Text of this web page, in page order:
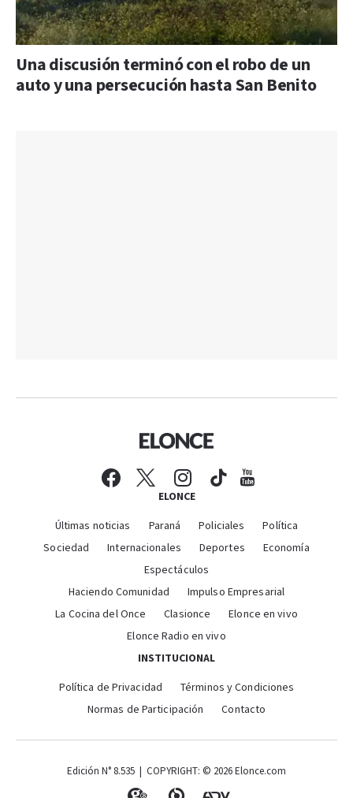
Una discusión terminó con el robo de un
auto y una persecución hasta San Benito
ELONCE
Últimas noticias Paraná Policiales
Política
Sociedad
Internacionales Deportes
Economía
Espectáculos
Haciendo Comunidad
Impulso Empresarial
La Cocina del Once
Clasionce
Elonce en vivo
Elonce Radio en vivo
INSTITUCIONAL
Política de Privacidad
Términos y Condiciones
Normas de Participación
Contacto
Edición N° 8.535 | COPYRIGHT: © 2026 Elonce.com